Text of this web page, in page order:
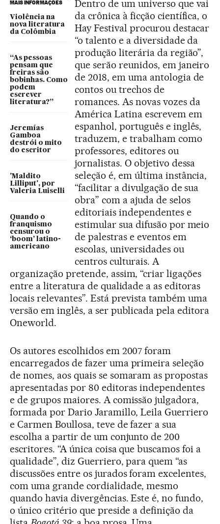
MAIS INFORMAÇÕES
Violência na
nova literatura
da Colômbia
“As pessoas
pensam que
freiras são
bobinhas. Como
podem
escrever
literatura?”
Jeremías
Gamboa
destrói o mito
do escritor
'Maldito
Lilliput', por
Valeria Luiselli
Quando o
franquismo
censurou o
‘boom’ latino-
americano
Dentro de um universo que vai
da crônica à ficção científica, o
Hay Festival procurou destacar
“o talento e a diversidade da
produção literária da região”,
que serão reunidos, em janeiro
de 2018, em uma antologia de
contos ou trechos de
romances. As novas vozes da
América Latina escrevem em
espanhol, português e inglês,
traduzem, e trabalham como
professores, editores ou
jornalistas. O objetivo dessa
seleção é, em última instância,
“facilitar a divulgação de sua
obra” com a ajuda de selos
editoriais independentes e
estimular sua difusão por meio
de palestras e eventos em
escolas, universidades ou
centros culturais. A
organização pretende, assim, “criar ligações
entre a literatura de qualidade a as editoras
locais relevantes”. Está prevista também uma
versão em inglês, a ser publicada pela editora
Oneworld.
Os autores escolhidos em 2007 foram
encarregados de fazer uma primeira seleção
de nomes, aos quais se somaram as propostas
apresentadas por 80 editoras independentes
e de grupos maiores. A comissão julgadora,
formada por Dario Jaramillo, Leila Guerriero
e Carmen Boullosa, teve de fazer a sua
escolha a partir de um conjunto de 200
escritores. “A única coisa que buscamos foi a
qualidade”, diz Guerriero, para quem “as
discussões entre os jurados foram excelentes,
com uma grande cordialidade, mesmo
quando havia divergências. Este é, no fundo,
o único critério que preside a definição da